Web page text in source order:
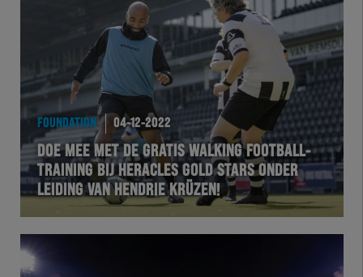
FOUNDATION 04-12-2022
DOE MEE MET DE GRATIS WALKING FOOTBALL-
TRAINING BIJ HERACLES GOLD STARS ONDER
LEIDING VAN HENDRIE KRÜZEN!